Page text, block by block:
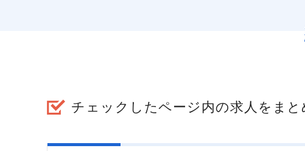
チェックしたページ内の求人をまと